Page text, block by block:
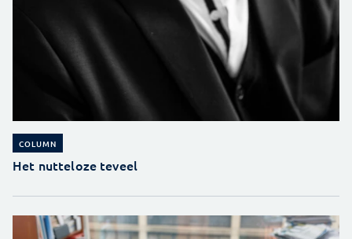
COLUMN
Het nutteloze teveel